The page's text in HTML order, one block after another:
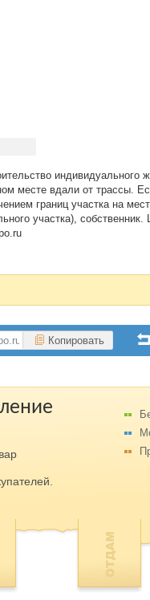
индивидуального
месте вдали от трассы.
границ участка
участка), собственник.
Копировать